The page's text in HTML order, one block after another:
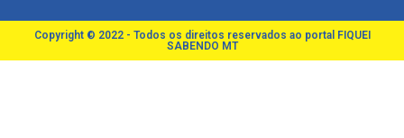
Copyright © 2022 - Todos os direitos reservados ao portal FIQUEI
SABENDO MT